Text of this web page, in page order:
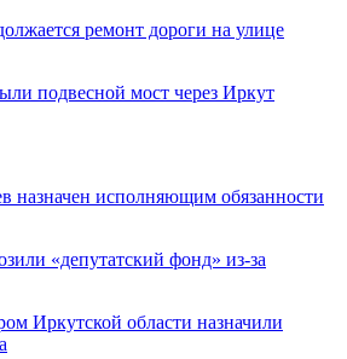
ремонт дороги на улице
подвесной мост через Иркут
исполняющим обязанности
«депутатский фонд» из‑за
Иркутской области назначили